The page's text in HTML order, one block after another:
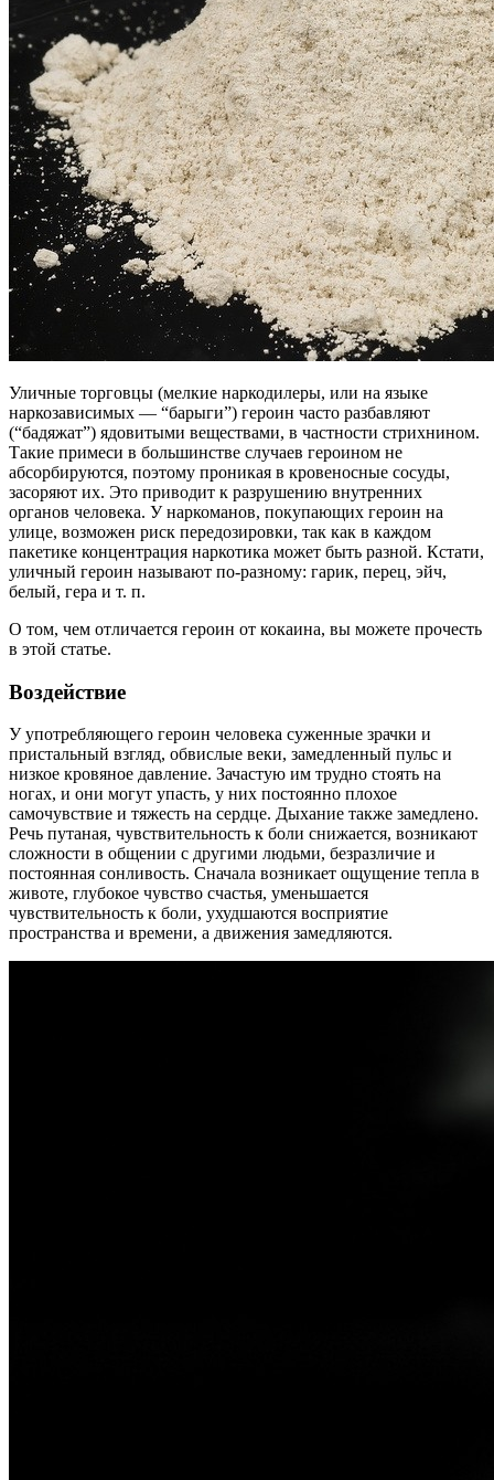
Уличные торговцы (мелкие наркодилеры, или на языке
наркозависимых — “барыги”) героин часто разбавляют
(“бадяжат”) ядовитыми веществами, в частности стрихнином.
Такие примеси в большинстве случаев героином не
абсорбируются, поэтому проникая в кровеносные сосуды,
засоряют их. Это приводит к разрушению внутренних
органов человека. У наркоманов, покупающих героин на
улице, возможен риск передозировки, так как в каждом
пакетике концентрация наркотика может быть разной. Кстати,
уличный героин называют по-разному: гарик, перец, эйч,
белый, гера и т. п.
О том, чем отличается героин от кокаина, вы можете прочесть
в этой статье.
Воздействие
У употребляющего героин человека суженные зрачки и
пристальный взгляд, обвислые веки, замедленный пульс и
низкое кровяное давление. Зачастую им трудно стоять на
ногах, и они могут упасть, у них постоянно плохое
самочувствие и тяжесть на сердце. Дыхание также замедлено.
Речь путаная, чувствительность к боли снижается, возникают
сложности в общении с другими людьми, безразличие и
постоянная сонливость. Сначала возникает ощущение тепла в
животе, глубокое чувство счастья, уменьшается
чувствительность к боли, ухудшаются восприятие
пространства и времени, а движения замедляются.